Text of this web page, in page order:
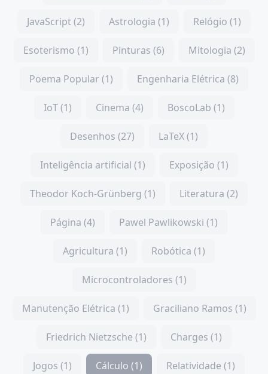
JavaScript (2) Astrologia (1) Relógio (1)
Esoterismo (1) Pinturas (6) Mitologia (2)
Poema Popular (1) Engenharia Elétrica (8)
IoT (1) Cinema (4) BoscoLab (1)
Desenhos (27) LaTeX (1)
Inteligência artificial (1) Exposição (1)
Theodor Koch-Grünberg (1) Literatura (2)
Página (4) Pawel Pawlikowski (1)
Agricultura (1) Robótica (1)
Microcontroladores (1)
Manutenção Elétrica (1) Graciliano Ramos (1)
Friedrich Nietzsche (1) Charges (1)
Jogos (1) Cálculo (1) Relatividade (1)